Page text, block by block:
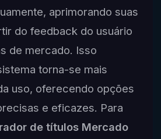
aprimorando suas
do feedback do usuário
de mercado. Isso
torna-se mais
uso, oferecendo opções
e eficazes. Para
de títulos Mercado